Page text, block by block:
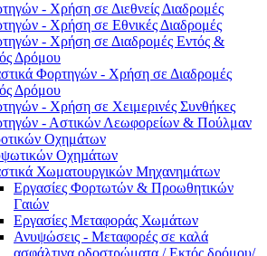
- Χρήση σε Διεθνείς Διαδρομές
- Χρήση σε Εθνικές Διαδρομές
- Χρήση σε Διαδρομές Εντός &
Δρόμου
Φορτηγών - Χρήση σε Διαδρομές
Δρόμου
- Χρήση σε Χειμερινές Συνθήκες
- Αστικών Λεωφορείων & Πούλμαν
Οχημάτων
Οχηµάτων
Χωματουργικών Μηχανημάτων
Εργασίες Φορτωτών & Προωθητικών
Γαιών
Εργασίες Μεταφοράς Χωμάτων
Ανυψώσεις - Μεταφορές σε καλά